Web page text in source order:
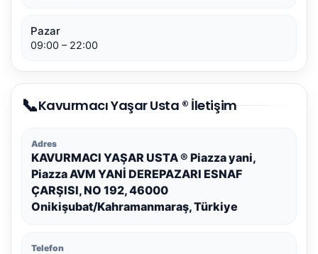
Pazar
09:00 – 22:00
📞Kavurmacı Yaşar Usta ® İletişim
Adres
KAVURMACI YAŞAR USTA ® Piazza yani,
Piazza AVM YANİ DEREPAZARI ESNAF
ÇARŞISI, NO 192, 46000
Onikişubat/Kahramanmaraş, Türkiye
Telefon